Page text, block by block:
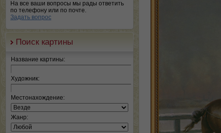
На все ваши вопросы мы рады ответить
по телефону или по почте.
Задать вопрос
Поиск картины
Название картины:
Художник:
Местонахождение:
Жанр: